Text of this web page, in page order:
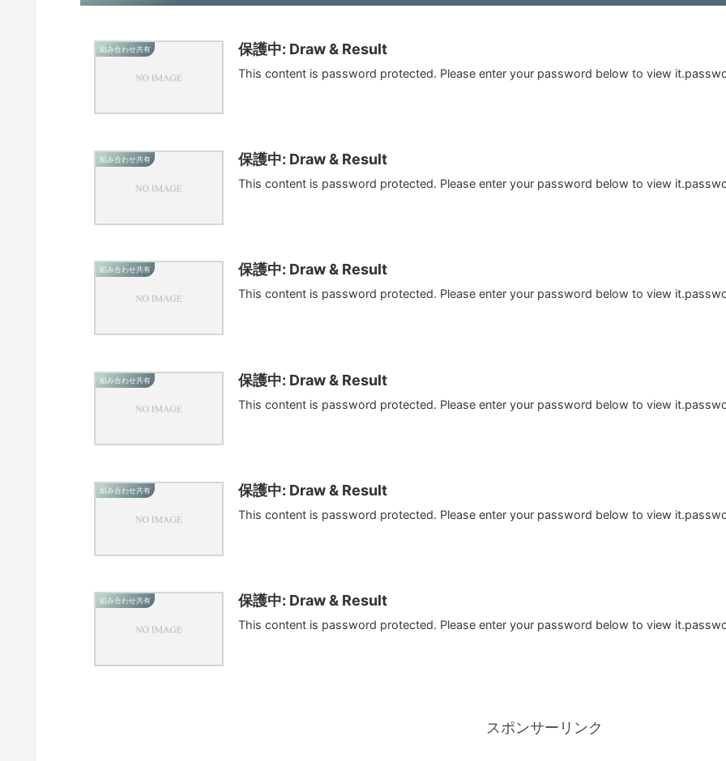
組み合わせ共有 保護中: Draw & Result
This content is password protected. Please enter your password below to view
組み合わせ共有 保護中: Draw & Result
This content is password protected. Please enter your password below to view
組み合わせ共有 保護中: Draw & Result
This content is password protected. Please enter your password below to view
組み合わせ共有 保護中: Draw & Result
This content is password protected. Please enter your password below to view
組み合わせ共有 保護中: Draw & Result
This content is password protected. Please enter your password below to view
組み合わせ共有 保護中: Draw & Result
This content is password protected. Please enter your password below to view
スポンサーリンク